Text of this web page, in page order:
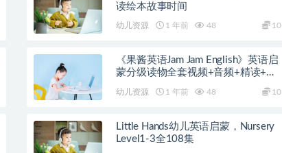
读绘本故事时间
幼儿资源 1 年前 48 10
《果酱英语Jam Jam English》英语启
蒙分级读物全套视频+音频+精读+教
幼儿资源 1 年前 48 10
Little Hands幼儿英语启蒙，Nursery
Level1-3全108集